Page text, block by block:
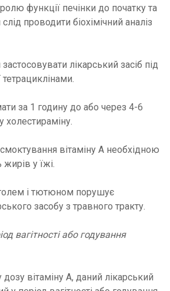
функції печінки до початку та
проводити біохімічний аналіз
лікарський засіб під
тетрациклінами.
за 1 годину до або через 4-6
холестираміну.
вітаміну А необхідною
у їжі.
і тютюном порушує
засобу з травного тракту.
вагітності або годування
вітаміну А, даний лікарський